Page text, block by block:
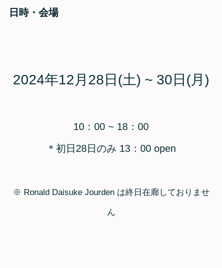
日時・会場
2024年12月28日(土) ~ 30日(月)
10：00 ~ 18：00
＊初日28日のみ 13：00 open
※ Ronald Daisuke Jourden は終日在廊しておりませ
ん